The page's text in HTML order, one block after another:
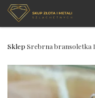
Skip to content
Sklep Srebrna bransoletka